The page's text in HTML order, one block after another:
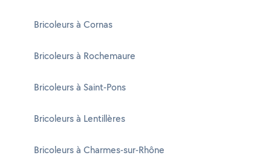
Bricoleurs à Cornas
Bricoleurs à Rochemaure
Bricoleurs à Saint-Pons
Bricoleurs à Lentillères
Bricoleurs à Charmes-sur-Rhône